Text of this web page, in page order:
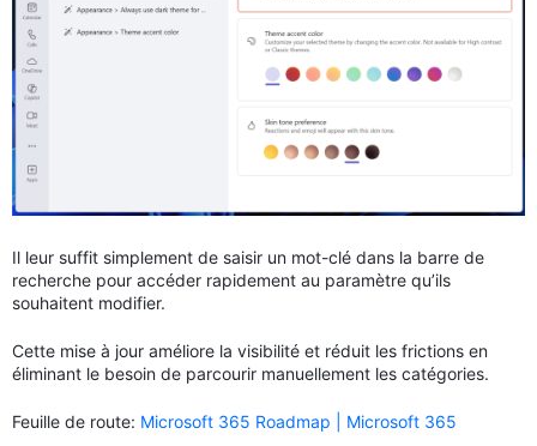
Il leur suffit simplement de saisir un mot-clé dans la barre de
recherche pour accéder rapidement au paramètre qu’ils
souhaitent modifier.
Cette mise à jour améliore la visibilité et réduit les frictions en
éliminant le besoin de parcourir manuellement les catégories.
Feuille de route: Microsoft 365 Roadmap | Microsoft 365